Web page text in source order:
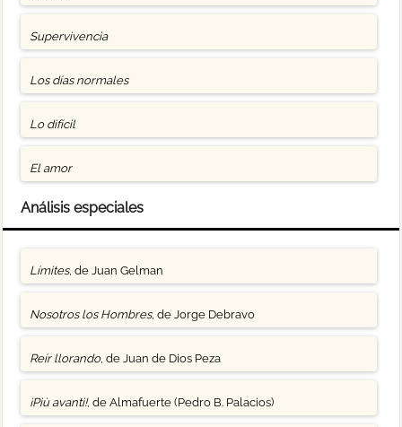
Supervivencia
Los días normales
Lo difícil
El amor
Análisis especiales
Límites, de Juan Gelman
Nosotros los Hombres, de Jorge Debravo
Reír llorando, de Juan de Dios Peza
¡Più avanti!, de Almafuerte (Pedro B. Palacios)